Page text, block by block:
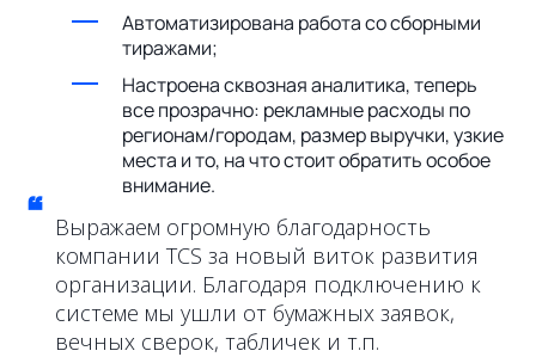
Автоматизирована работа со сборными
тиражами;
Настроена сквозная аналитика, теперь
все прозрачно: рекламные расходы по
регионам/городам, размер выручки, узкие
места и то, на что стоит обратить особое
внимание.
“ Выражаем огромную благодарность
компании TCS за новый виток развития
организации. Благодаря подключению к
системе мы ушли от бумажных заявок,
вечных сверок, табличек и т.п.